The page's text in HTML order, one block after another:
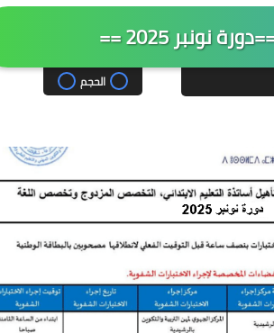
نونبر 2025 ==
الحجم